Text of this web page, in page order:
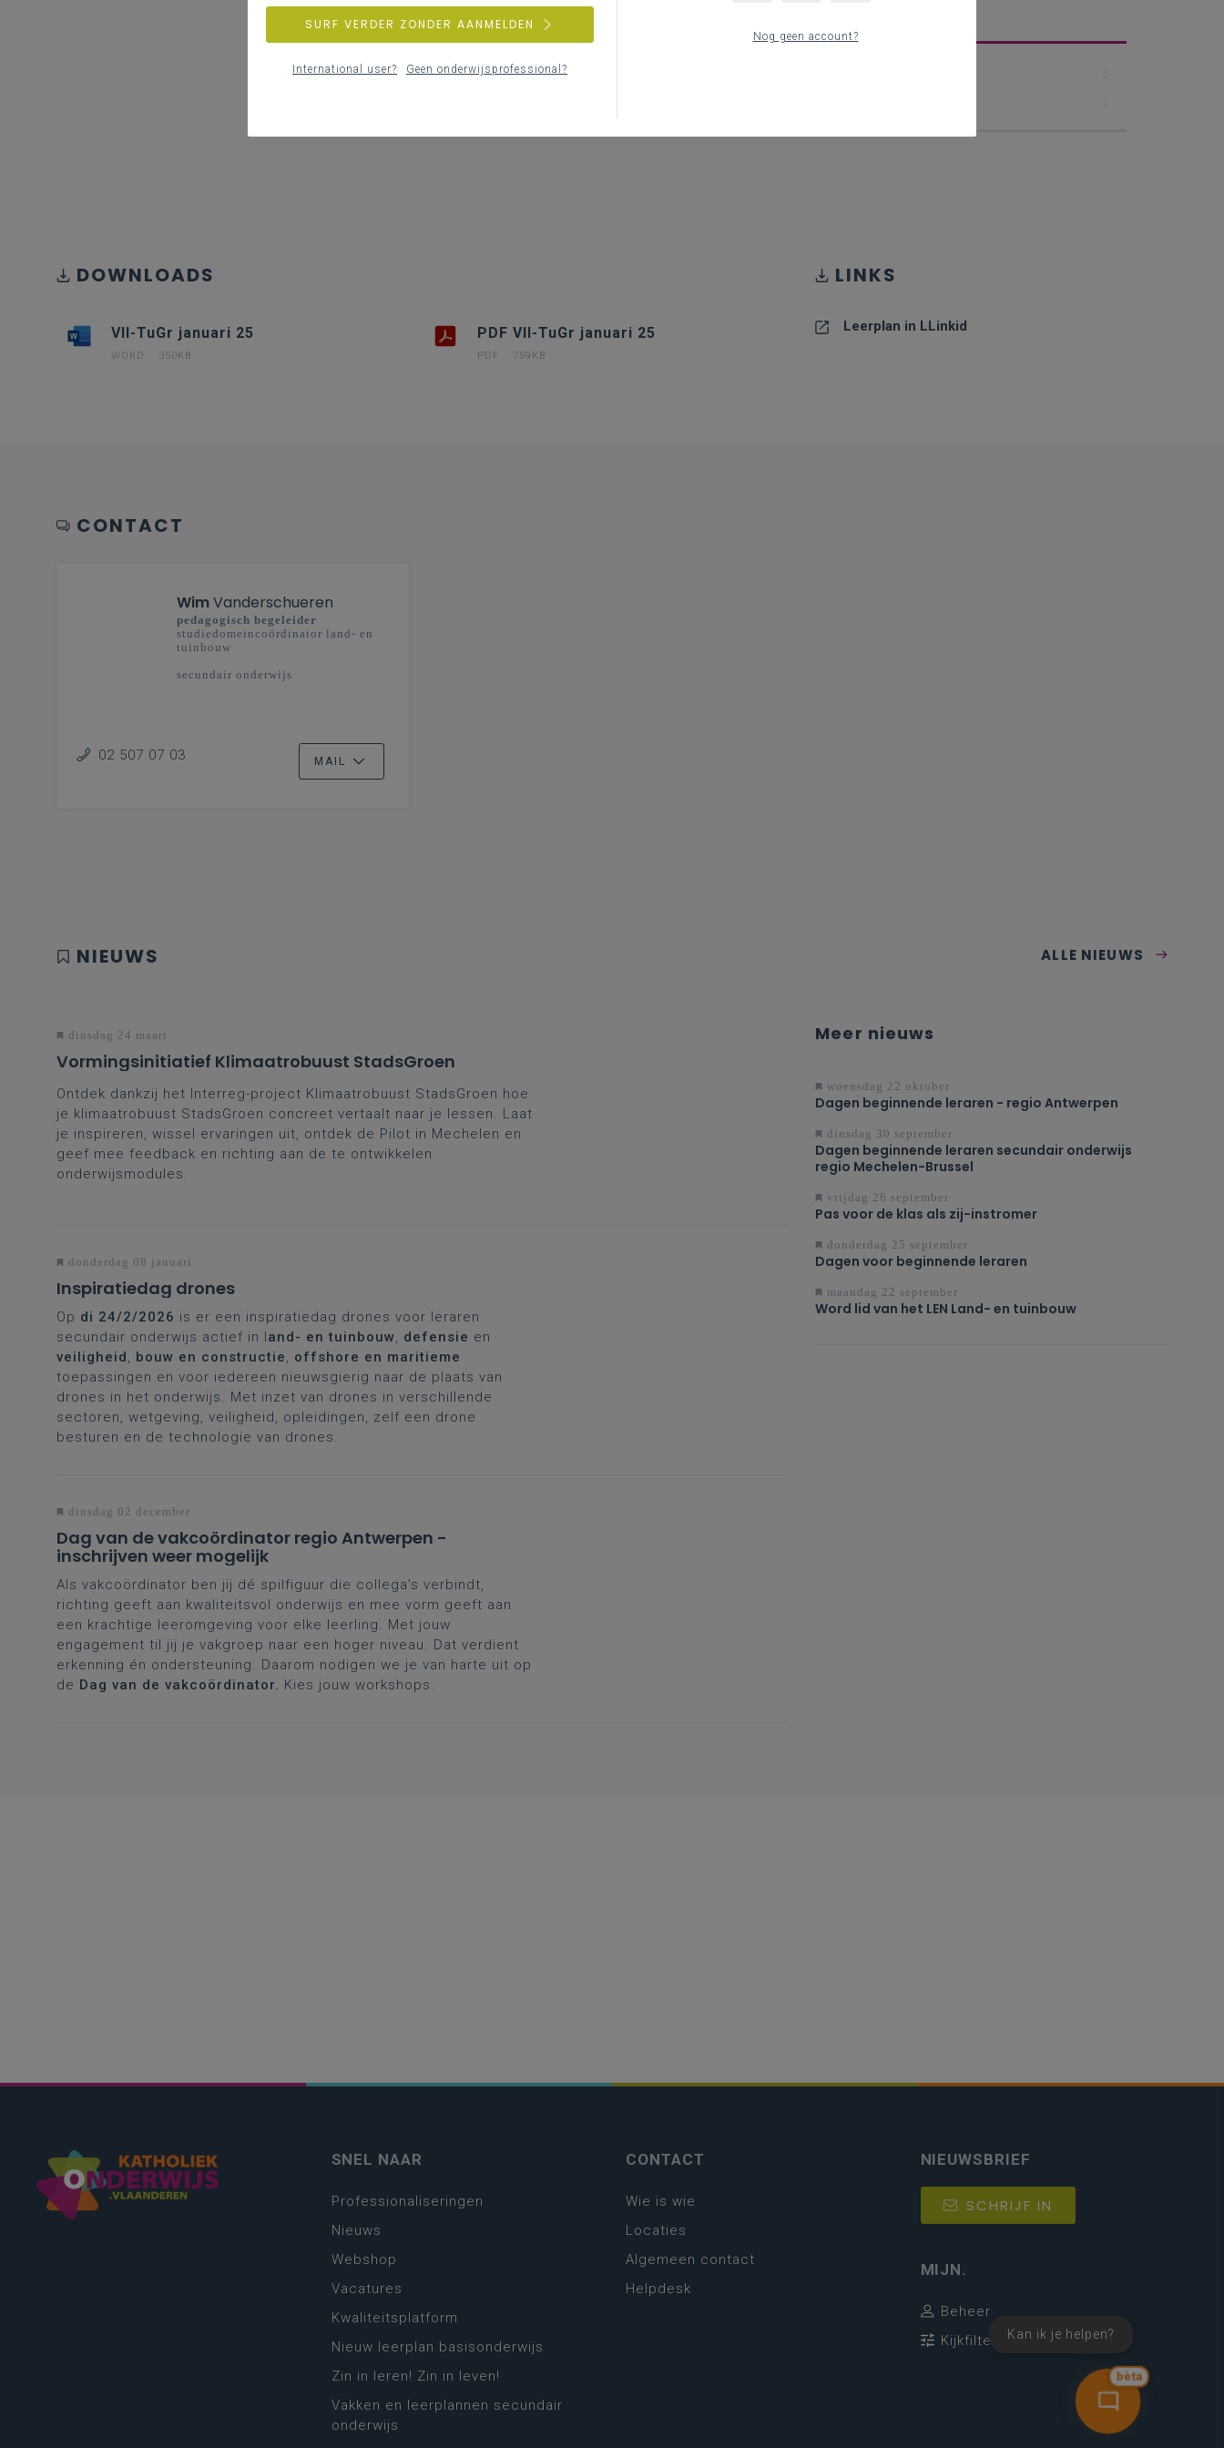
DOWNLOADS
VII-TuGr januari 25
WORD 350KB
PDF VII-TuGr januari 25
PDF 759KB
LINKS
Leerplan in LLinkid
CONTACT
WimVanderschueren
pedagogisch begeleider
studiedomeincoördinator land- en
tuinbouw
secundair onderwijs
02 507 07 03 MAIL
NIEUWS ALLE NIEUWS
dinsdag 24 maart
Vormingsinitiatief Klimaatrobuust StadsGroen
Ontdek dankzij het Interreg-project Klimaatrobuust StadsGroen hoe
je klimaatrobuust StadsGroen concreet vertaalt naar je lessen. Laat
je inspireren, wissel ervaringen uit, ontdek de Pilot in Mechelen en
geef mee feedback en richting aan de te ontwikkelen
onderwijsmodules.
donderdag 08 januari
Inspiratiedag drones
Op di 24/2/2026 is er een inspiratiedag drones voor leraren
secundair onderwijs actief in land- en tuinbouw defensie en
veiligheid
bouw en constructie
offshore en maritieme
toepassingen en voor iedereen nieuwsgierig naar de plaats van
drones in het onderwijs. Met inzet van drones in verschillende
sectoren, wetgeving, veiligheid, opleidingen, zelf een drone
besturen en de technologie van drones.
dinsdag 02 december
Dag van de vakcoördinator regio Antwerpen -
inschrijven weer mogelijk
Als vakcoördinator ben jij dé spilfiguur die collega’s verbindt,
richting geeft aan kwaliteitsvol onderwijs en mee vorm geeft aan
een krachtige leeromgeving voor elke leerling. Met jouw
engagement til jij je vakgroep naar een hoger niveau. Dat verdient
erkenning én ondersteuning. Daarom nodigen we je van harte uit op
de Dag van de vakcoördinator. Kies jouw workshops.
Meer nieuws
woensdag 22 oktober
Dagen beginnende leraren - regio Antwerpen
dinsdag 30 september
Dagen beginnende leraren secundair onderwijs
regio Mechelen-Brussel
vrijdag 26 september
Pas voor de klas als zij-instromer
donderdag 25 september
Dagen voor beginnende leraren
maandag 22 september
Word lid van het LEN Land- en tuinbouw
bèta
Kan ik je helpen?
SNEL NAAR
Professionaliseringen
Nieuws
Webshop
Vacatures
Kwaliteitsplatform
Nieuw leerplan basisonderwijs
Zin in leren! Zin in leven!
Vakken en leerplannen secundair
onderwijs
CONTACT
Wie is wie
Locaties
Algemeen contact
Helpdesk
NIEUWSBRIEF
SCHRIJF IN
MIJN.
Beheer
Kijkfilter
Nog geen account?
SURF VERDER ZONDER AANMELDEN
International user? Geen onderwijsprofessional?